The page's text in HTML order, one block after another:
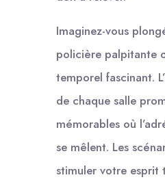
Imaginez-vous
policière palpitante
temporel fascinant.
de chaque salle
mémorables où
se mêlent. Les
stimuler votre esprit